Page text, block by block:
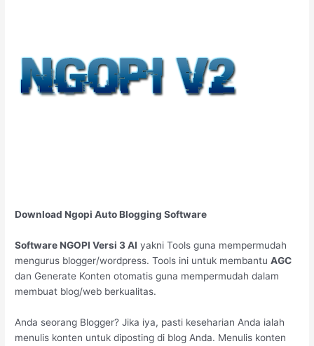
Download Ngopi Auto Blogging Software
Software NGOPI Versi 3 AI yakni Tools guna mempermudah
mengurus blogger/wordpress. Tools ini untuk membantuAGC
dan Generate Konten otomatis guna mempermudah dalam
membuat blog/web berkualitas.
Anda seorang Blogger? Jika iya, pasti keseharian Anda ialah
menulis konten untuk diposting di blog Anda. Menulis konten